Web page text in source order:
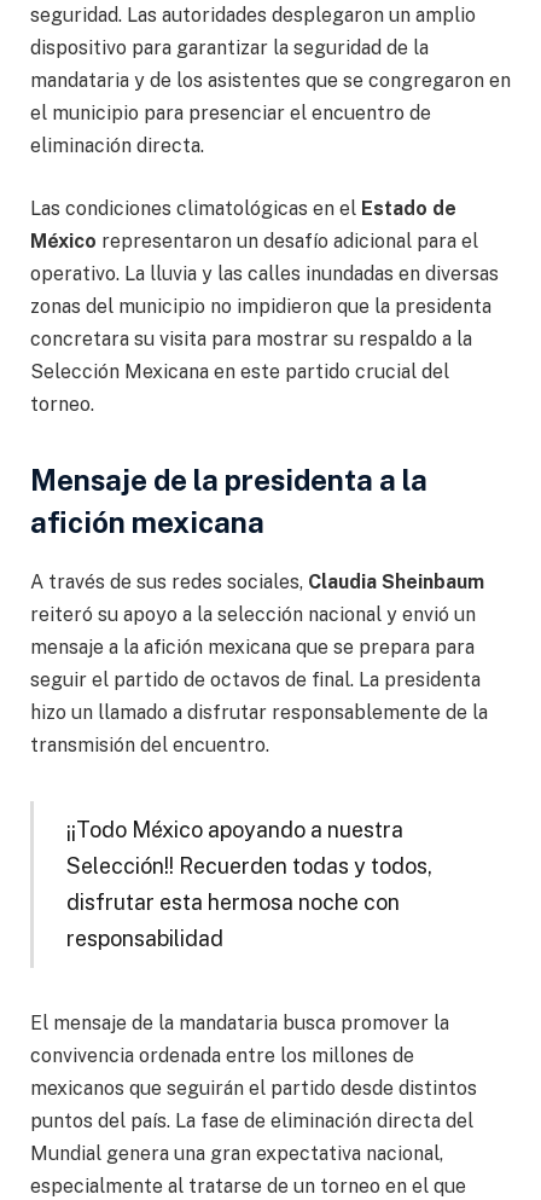
seguridad. Las autoridades desplegaron un amplio
dispositivo para garantizar la seguridad de la
mandataria y de los asistentes que se congregaron en
el municipio para presenciar el encuentro de
eliminación directa.
Las condiciones climatológicas en el Estado de
México representaron un desafío adicional para el
operativo. La lluvia y las calles inundadas en diversas
zonas del municipio no impidieron que la presidenta
concretara su visita para mostrar su respaldo a la
Selección Mexicana en este partido crucial del
torneo.
Mensaje de la presidenta a la
afición mexicana
A través de sus redes sociales, Claudia Sheinbaum
reiteró su apoyo a la selección nacional y envió un
mensaje a la afición mexicana que se prepara para
seguir el partido de octavos de final. La presidenta
hizo un llamado a disfrutar responsablemente de la
transmisión del encuentro.
¡¡Todo México apoyando a nuestra
Selección!! Recuerden todas y todos,
disfrutar esta hermosa noche con
responsabilidad
El mensaje de la mandataria busca promover la
convivencia ordenada entre los millones de
mexicanos que seguirán el partido desde distintos
puntos del país. La fase de eliminación directa del
Mundial genera una gran expectativa nacional,
especialmente al tratarse de un torneo en el que